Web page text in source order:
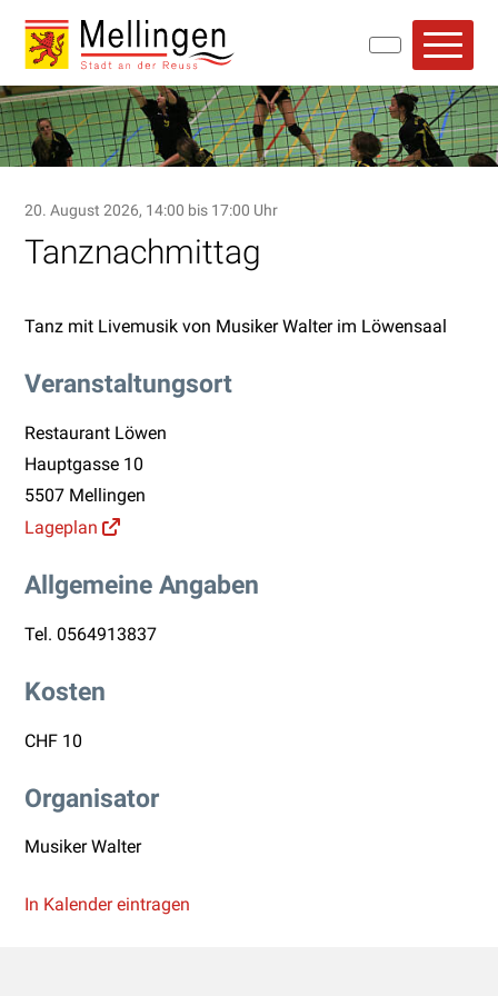
Navigieren in Mellingen
Schnellnavigation
Tanznachmittag
20. August 2026, 14:00 bis 17:00 Uhr
Tanz mit Livemusik von Musiker Walter im Löwensaal
Veranstaltungsort
Restaurant Löwen
Hauptgasse 10
5507 Mellingen
Lageplan
Allgemeine Angaben
Tel.0564913837
Kosten
CHF 10
Organisator
Musiker Walter
In Kalender eintragen